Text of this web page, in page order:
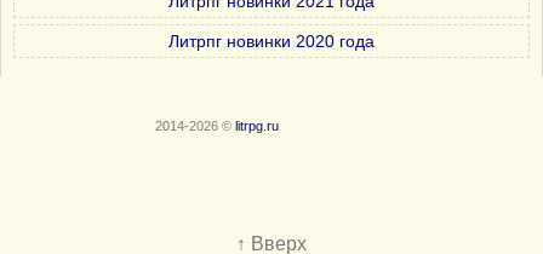
Литрпг новинки 2020 года
2014-2026 © litrpg.ru
↑ Вверх